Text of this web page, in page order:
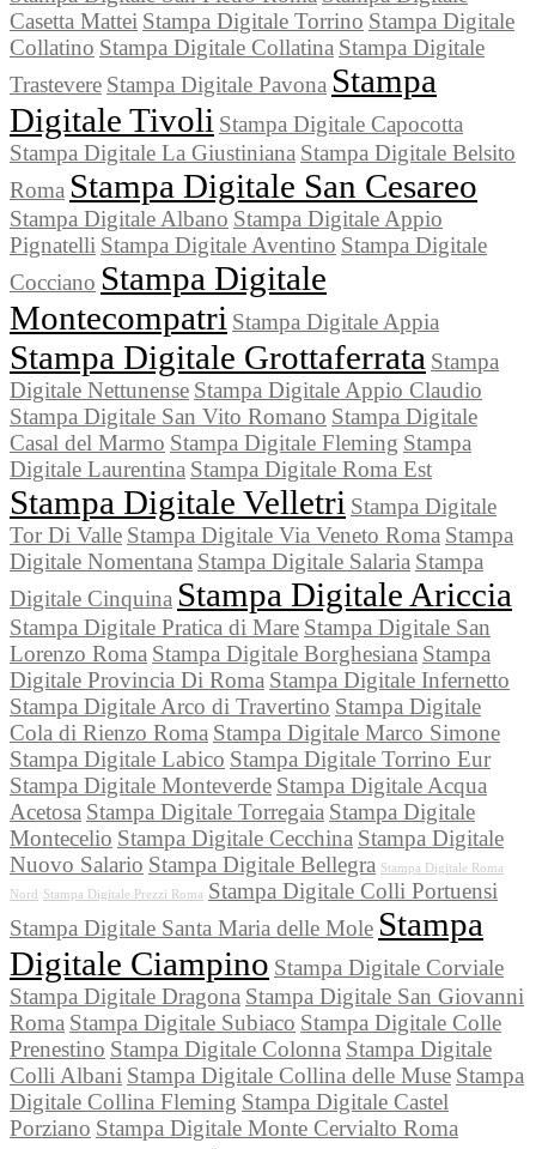
Casetta Mattei Stampa Digitale Torrino Stampa Digitale
Collatino Stampa Digitale Collatina Stampa Digitale
Trastevere Stampa Digitale Pavona Stampa
Digitale Tivoli Stampa Digitale Capocotta
Stampa Digitale La Giustiniana Stampa Digitale Belsito
Roma Stampa Digitale San Cesareo
Stampa Digitale Albano Stampa Digitale Appio
Pignatelli Stampa Digitale Aventino Stampa Digitale
Cocciano Stampa Digitale
Montecompatri Stampa Digitale Appia
Stampa Digitale Grottaferrata Stampa
Digitale Nettunense Stampa Digitale Appio Claudio
Stampa Digitale San Vito Romano Stampa Digitale
Casal del Marmo Stampa Digitale Fleming Stampa
Digitale Laurentina Stampa Digitale Roma Est
Stampa Digitale Velletri Stampa Digitale
Tor Di Valle Stampa Digitale Via Veneto Roma Stampa
Digitale Nomentana Stampa Digitale Salaria Stampa
Digitale Cinquina Stampa Digitale Ariccia
Stampa Digitale Pratica di Mare Stampa Digitale San
Lorenzo Roma Stampa Digitale Borghesiana Stampa
Digitale Provincia Di Roma Stampa Digitale Infernetto
Stampa Digitale Arco di Travertino Stampa Digitale
Cola di Rienzo Roma Stampa Digitale Marco Simone
Stampa Digitale Labico Stampa Digitale Torrino Eur
Stampa Digitale Monteverde Stampa Digitale Acqua
Acetosa Stampa Digitale Torregaia Stampa Digitale
Montecelio Stampa Digitale Cecchina Stampa Digitale
Nuovo Salario Stampa Digitale Bellegra Stampa Digitale Roma
Nord
Stampa Digitale Prezzi Roma Stampa Digitale Colli Portuensi
Stampa Digitale Santa Maria delle Mole Stampa
Digitale Ciampino Stampa Digitale Corviale
Stampa Digitale Dragona Stampa Digitale San Giovanni
Roma Stampa Digitale Subiaco Stampa Digitale Colle
Prenestino Stampa Digitale Colonna Stampa Digitale
Colli Albani Stampa Digitale Collina delle Muse Stampa
Digitale Collina Fleming Stampa Digitale Castel
Porziano Stampa Digitale Monte Cervialto Roma